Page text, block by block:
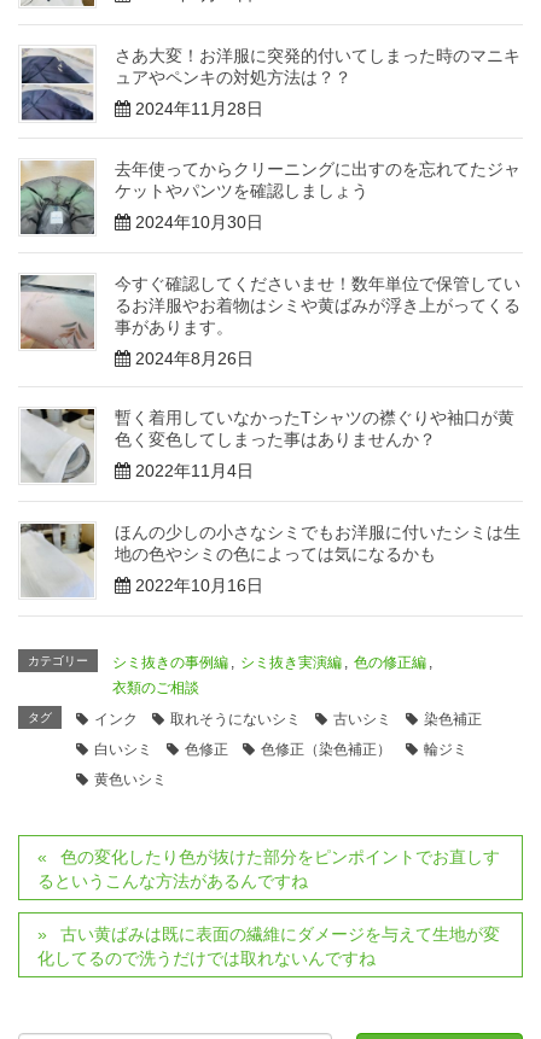
さあ大変！お洋服に突発的付いてしまった時のマニキ
ュアやペンキの対処方法は？？
2024年11月28日
去年使ってからクリーニングに出すのを忘れてたジャ
ケットやパンツを確認しましょう
2024年10月30日
今すぐ確認してくださいませ！数年単位で保管してい
るお洋服やお着物はシミや黄ばみが浮き上がってくる
事があります。
2024年8月26日
暫く着用していなかったTシャツの襟ぐりや袖口が黄
色く変色してしまった事はありませんか？
2022年11月4日
ほんの少しの小さなシミでもお洋服に付いたシミは生
地の色やシミの色によっては気になるかも
2022年10月16日
カテゴリー シミ抜きの事例編 シミ抜き実演編 色の修正編
衣類のご相談
タグ インク 取れそうにないシミ 古いシミ
染色補正
白いシミ
色修正 色修正（染色補正）
輪ジミ
黄色いシミ
色の変化したり色が抜けた部分をピンポイントでお直しす
るというこんな方法があるんですね
古い黄ばみは既に表面の繊維にダメージを与えて生地が変
化してるので洗うだけでは取れないんですね